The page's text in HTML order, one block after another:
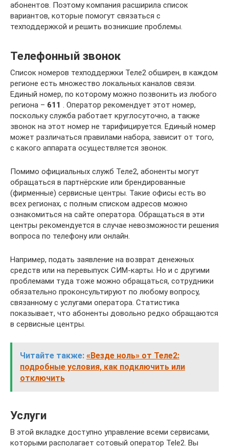
абонентов. Поэтому компания расширила список
вариантов, которые помогут связаться с
техподдержкой и решить возникшие проблемы.
Телефонный звонок
Список номеров техподдержки Теле2 обширен, в каждом
регионе есть множество локальных каналов связи.
Единый номер, по которому можно позвонить из любого
региона – 611 . Оператор рекомендует этот номер,
поскольку служба работает круглосуточно, а также
звонок на этот номер не тарифицируется. Единый номер
может различаться правилами набора, зависит от того,
с какого аппарата осуществляется звонок.
Помимо официальных служб Теле2, абоненты могут
обращаться в партнёрские или брендированные
(фирменные) сервисные центры. Такие офисы есть во
всех регионах, с полным списком адресов можно
ознакомиться на сайте оператора. Обращаться в эти
центры рекомендуется в случае невозможности решения
вопроса по телефону или онлайн.
Например, подать заявление на возврат денежных
средств или на перевыпуск СИМ-карты. Но и с другими
проблемами туда тоже можно обращаться, сотрудники
обязательно проконсультируют по любому вопросу,
связанному с услугами оператора. Статистика
показывает, что абоненты довольно редко обращаются
в сервисные центры.
Читайте также: «Везде ноль» от Теле2:
подробные условия, как подключить или
отключить
Услуги
В этой вкладке доступно управление всеми сервисами,
которыми располагает сотовый оператор Tele2. Вы